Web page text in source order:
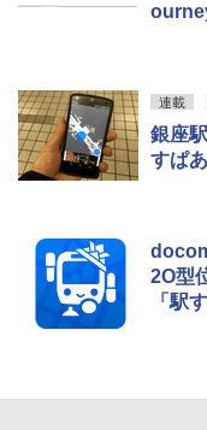
連載
銀座
すぱ
2O型
「駅